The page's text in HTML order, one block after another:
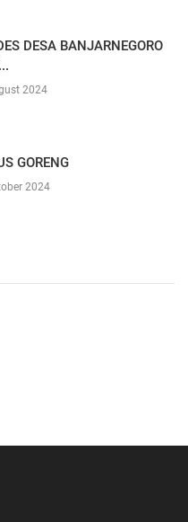
DESA BANJARNEGORO
2024
GORENG
2024